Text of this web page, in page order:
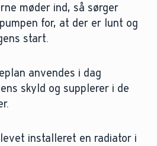
møder ind, så sørger
for, at der er lunt og
start.
anvendes i dag
skyld og supplerer i de
installeret en radiator i